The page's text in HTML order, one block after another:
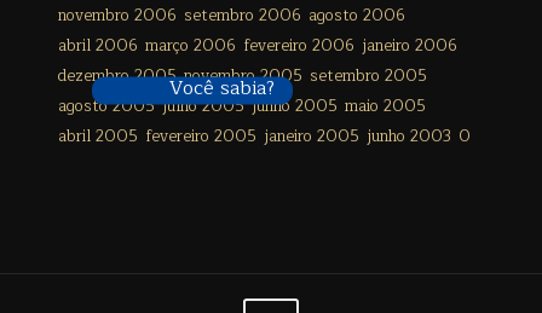
novembro 2006 setembro 2006 agosto 2006
abril 2006 março 2006 fevereiro 2006 janeiro 2006
dezembro 2005 novembro 2005 setembro 2005
agosto 2005 julho 2005 junho 2005 maio 2005
abril 2005 fevereiro 2005 janeiro 2005 junho 2003 0
Você sabia?